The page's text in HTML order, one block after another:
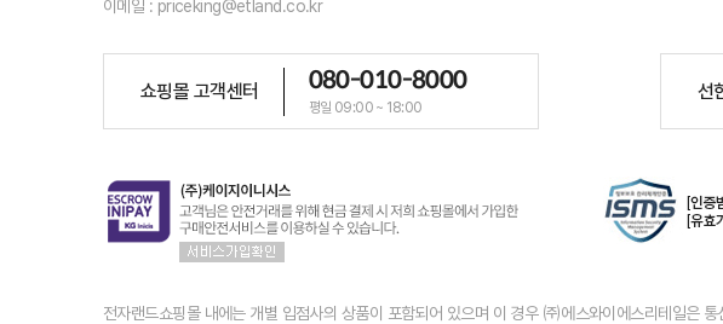
이메일 : priceking@etland.co.kr
쇼핑몰 고객센터 080-010-8000
평일 09:00 ~ 18:00
선
전자랜드쇼핑몰 내에는 개별 입점사의 상품이 포함되어 있으며 이 경우 ㈜에스와이에스리테일은